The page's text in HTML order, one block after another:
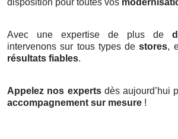
disposition pour toutes vos
Avec une expertise de plus de
intervenons sur tous types destores,
résultats fiables.
Appelez nos expertsdès aujourd’hui
accompagnement sur mesure !